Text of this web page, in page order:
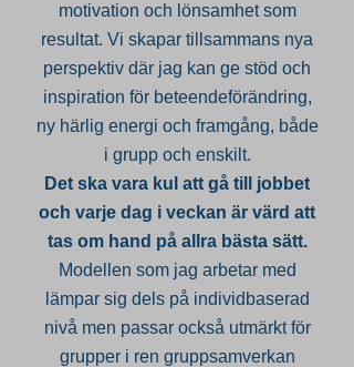
motivation och lönsamhet som
resultat. Vi skapar tillsammans nya
perspektiv där jag kan ge stöd och
inspiration för beteendeförändring,
ny härlig energi och framgång, både
i grupp och enskilt.
Det ska vara kul att gå till jobbet
och varje dag i veckan är värd att
tas om hand på allra bästa sätt.
Modellen som jag arbetar med
lämpar sig dels på individbaserad
nivå men passar också utmärkt för
grupper i ren gruppsamverkan